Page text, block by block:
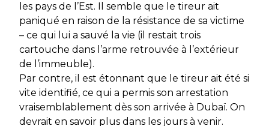
les pays de l’Est. Il semble que le tireur ait
paniqué en raison de la résistance de sa victime
– ce qui lui a sauvé la vie (il restait trois
cartouche dans l’arme retrouvée à l’extérieur
de l’immeuble).
Par contre, il est étonnant que le tireur ait été si
vite identifié, ce qui a permis son arrestation
vraisemblablement dès son arrivée à Dubaï. On
devrait en savoir plus dans les jours à venir.